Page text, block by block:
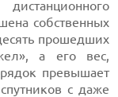
собственных
прошедших
а его вес,
превышает
с даже